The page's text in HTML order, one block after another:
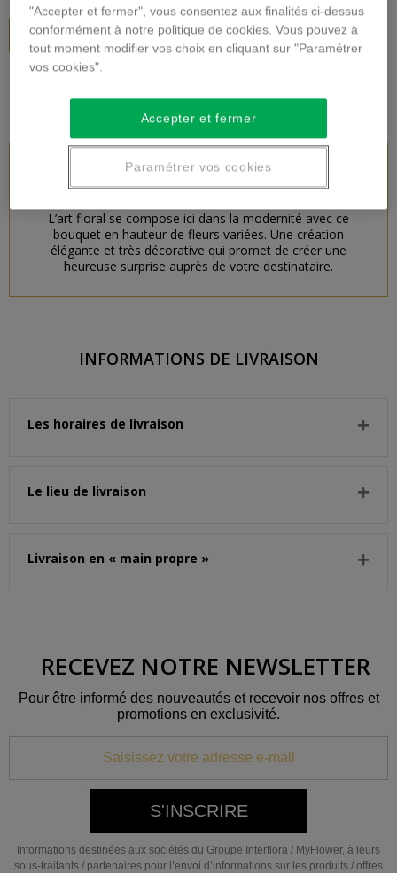
Ajouter au panier
DESCRIPTION DU PRODUIT
L’art floral se compose ici dans la modernité avec ce
bouquet en hauteur de fleurs variées. Une création
élégante et très décorative qui promet de créer une
heureuse surprise auprès de votre destinataire.
INFORMATIONS DE LIVRAISON
Les horaires de livraison
Le lieu de livraison
Livraison en « main propre »
RECEVEZ NOTRE NEWSLETTER
Pour être informé des nouveautés et recevoir nos offres et
promotions en exclusivité.
S'INSCRIRE
Informations destinées aux sociétés du Groupe Interflora / MyFlower, à leurs
sous-traitants / partenaires pour l’envoi d’informations sur les produits / offres
"Accepter et fermer", vous consentez aux finalités ci-dessus
conformément à notre politique de cookies. Vous pouvez à
tout moment modifier vos choix en cliquant sur "Paramétrer
vos cookies".
Accepter et fermer
Paramétrer vos cookies